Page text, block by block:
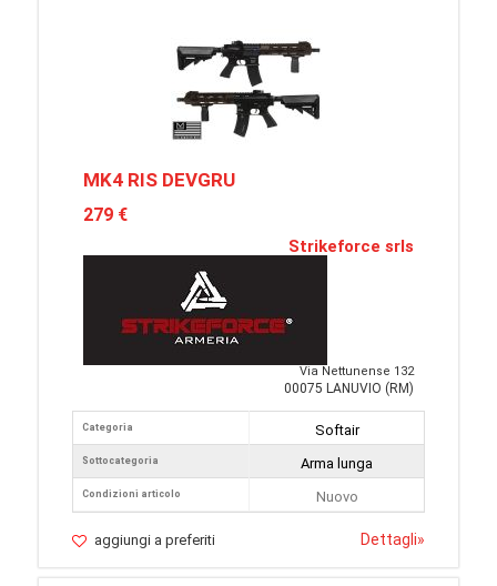
MK4 RIS DEVGRU
279 €
Strikeforce srls
Via Nettunense 132
00075 LANUVIO (RM)
Categoria
Sottocategoria
Condizioni articolo
Softair
Arma lunga
Nuovo
aggiungi a preferiti Dettagli»